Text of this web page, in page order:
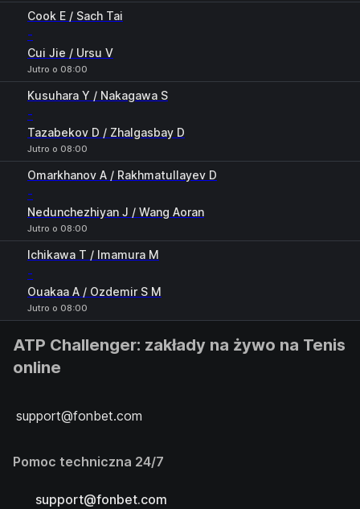
Cook E / Sach Tai
-
Cui Jie / Ursu V
Jutro o 08:00
Kusuhara Y / Nakagawa S
-
Tazabekov D / Zhalgasbay D
Jutro o 08:00
Omarkhanov A / Rakhmatullayev D
-
Nedunchezhiyan J / Wang Aoran
Jutro o 08:00
Ichikawa T / Imamura M
-
Ouakaa A / Ozdemir S M
Jutro o 08:00
ATP Challenger: zakłady na żywo na Tenis
online
support@fonbet.com
Pomoc techniczna 24/7
support@fonbet.com